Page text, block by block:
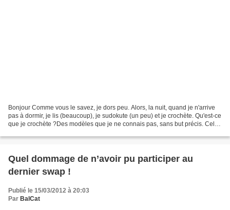
Bonjour Comme vous le savez, je dors peu. Alors, la nuit, quand je n'arrive
pas à dormir, je lis (beaucoup), je sudokute (un peu) et je crochète. Qu'est-ce
que je crochète ?Des modèles que je ne connais pas, sans but précis. Celui
Quel dommage de n’avoir pu participer au
dernier swap !
Publié le 15/03/2012 à 20:03
Par BalCat